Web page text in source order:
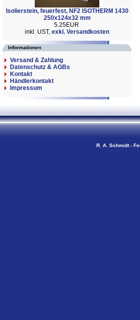
Isolierstein, feuerfest, NF2 ISOTHERM 1430
250x124x32 mm
5.25EUR
inkl. UST, exkl. Versandkosten
Informationen
Versand & Zahlung
Datenschutz & AGBs
Kontakt
Händlerkontakt
Impressum
R. A. Schmidt -